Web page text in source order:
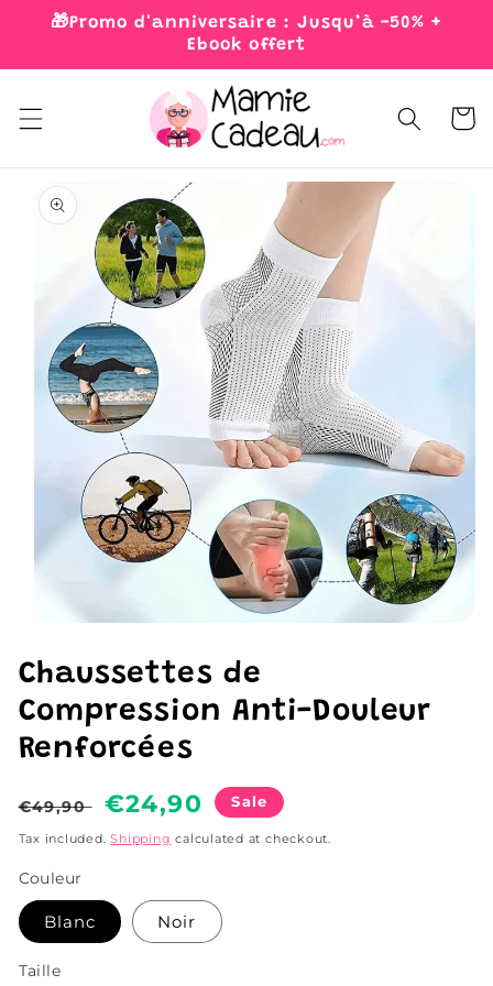
Skip to
🎁Promo d'anniversaire : Jusqu’à -50% +
Ebook offert
Cart
Skip to
product
information
1
in
Chaussettes de
Compression Anti-Douleur
Renforcées
Regular
price
€49,90
Sale
price
€24,90 Sale
Tax included.Shipping calculated at checkout.
Couleur
Blanc Noir
Taille